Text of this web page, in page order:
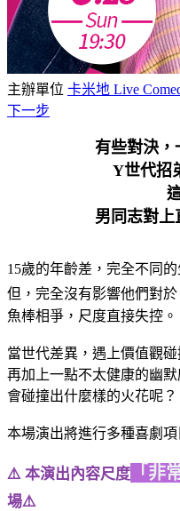
主辦單位 卡米地 Live
下一步
有些對決，
Y世代招
男同志對上
15歲的年齡差， 完全不同的
但， 完全沒有影響他們對於
魚棒相爭，尺度直接失控。
當世代差異， 遇上價值觀碰
再加上一點不太健康的幽默
會碰撞出什麼樣的火花呢？
本場演出將進行多種喜劇項
⚠️ 本演出內容尺度 「非
場⚠️